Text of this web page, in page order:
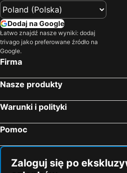
Dodaj na Google
Łatwo znajdź nasze wyniki: dodaj
trivago jako preferowane źródło na
Google.
Firma
Nasze produkty
Warunki i polityki
Pomoc
Zaloguj się po